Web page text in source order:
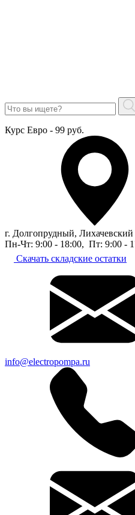
Курс Евро - 99 руб.
г. Долгопрудный, Лихачевский
Пн-Чт: 9:00 - 18:00, Пт: 9:00 -
Скачать складские остатки
info@electropompa.ru